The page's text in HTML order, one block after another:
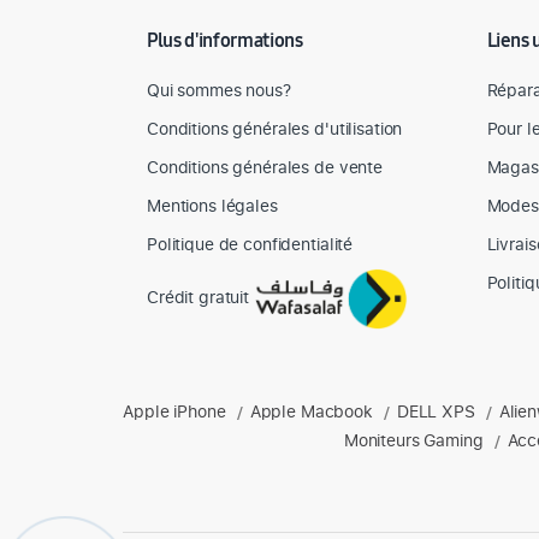
Plus d'informations
Qui sommes nous?
Conditions générales d'utilisation
Conditions générales de vente
Mentions légales
Politique de confidentialité
Crédit gratuit
Liens
Pour
Produits phares chez Mediazone
Retrouvez chez Mediazone les références
Apple iPhone / Apple Macbook / DELL XPS /
Moniteurs Gaming
/